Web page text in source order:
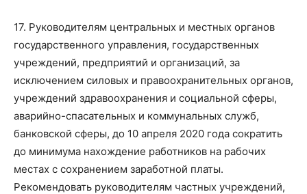
17. Руководителям центральных и местных органов
государственного управления, государственных
учреждений, предприятий и организаций, за
исключением силовых и правоохранительных органов,
учреждений здравоохранения и социальной сферы,
аварийно-спасательных и коммунальных служб,
банковской сферы, до 10 апреля 2020 года сократить
до минимума нахождение работников на рабочих
местах с сохранением заработной платы.
Рекомендовать руководителям частных учреждений,